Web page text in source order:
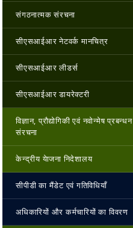
संगठनात्मक संरचना
सीएसआईआर नेटवर्क मानचित्र
सीएसआईआर लीडर्स
सीएसआईआर डायरेक्टरी
विज्ञान, प्रौद्योगिकी एवं नवोन्‍मेष प्रबन्‍धन
संरचना
केन्‍द्रीय येाजना निदेशालय
सीपीडी का मैंडेट एवं गतिविधियाँ
अधिकारियों और कर्मचारियों का विवरण